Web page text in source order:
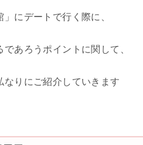
にデートで行く際に、
あろうポイントに関して、
りにご紹介していきます